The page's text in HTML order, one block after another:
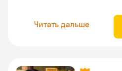
Читать дальше